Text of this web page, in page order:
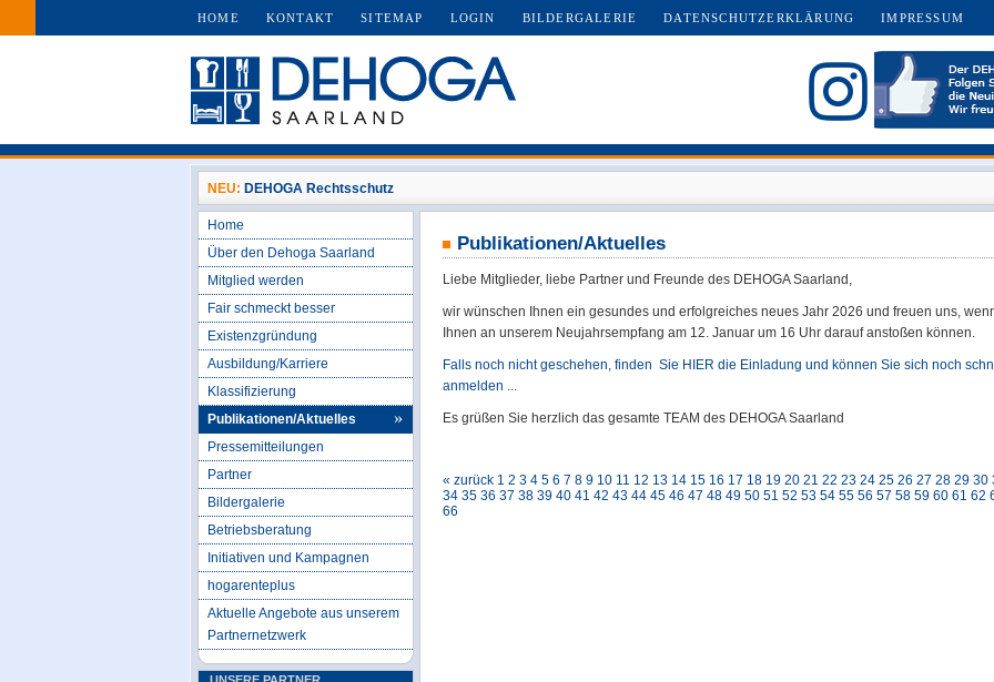
HOME KONTAKT SITEMAP LOGIN BILDERGALERIE DATENSCHUTZERKLÄRUNG IMPRESSUM
NEU: DEHOGA Rechtsschutz
Home
Über den Dehoga Saarland
Mitglied werden
Fair schmeckt besser
Existenzgründung
Ausbildung/Karriere
Klassifizierung
Publikationen/Aktuelles
Pressemitteilungen
Partner
Bildergalerie
Betriebsberatung
Initiativen und Kampagnen
hogarenteplus
Aktuelle Angebote aus unserem
Partnernetzwerk
Publikationen/Aktuelles
Liebe Mitglieder, liebe Partner und Freunde des DEHOGA Saarland,
wir wünschen Ihnen ein gesundes und erfolgreiches neues Jahr 2026 und freuen uns,
Ihnen an unserem Neujahrsempfang am 12. Januar um 16 Uhr darauf anstoßen können.
Falls noch nicht geschehen, finden Sie HIER die Einladung und können Sie sich noch
anmelden ...
Es grüßen Sie herzlich das gesamte TEAM des DEHOGA Saarland
« zurück 1 2 3 4 5 6 7 8 9 10 11 12 13 14 15 16 17 18 19 20 21 22 23 24 25 26 27 28 29 30
34 35 36 37 38 39 40 41 42 43 44 45 46 47 48 49 50 51 52 53 54 55 56 57 58 59 60 61 62
66